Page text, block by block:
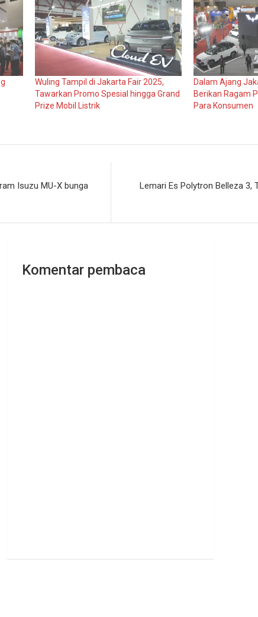
Wuling Tampil di Jakarta Fair 2025,
Tawarkan Promo Spesial hingga Grand
Prize Mobil Listrik
Dalam Ajang
Berikan Ragam
Para Konsumen
Isuzu MU-X bunga
Lemari Es Polytron Belleza 3,
Komentar pembaca